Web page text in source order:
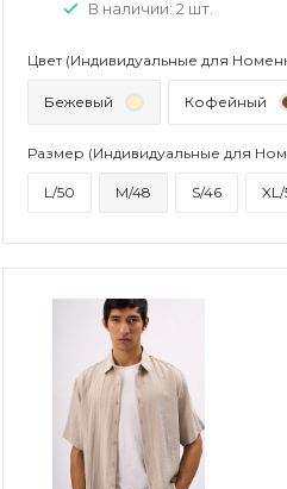
В наличии: 2 шт.
Цвет (Индивидуальные для
Бежевый Кофейный
Размер (Индивидуальные для
L/50 M/48 S/46 XL/